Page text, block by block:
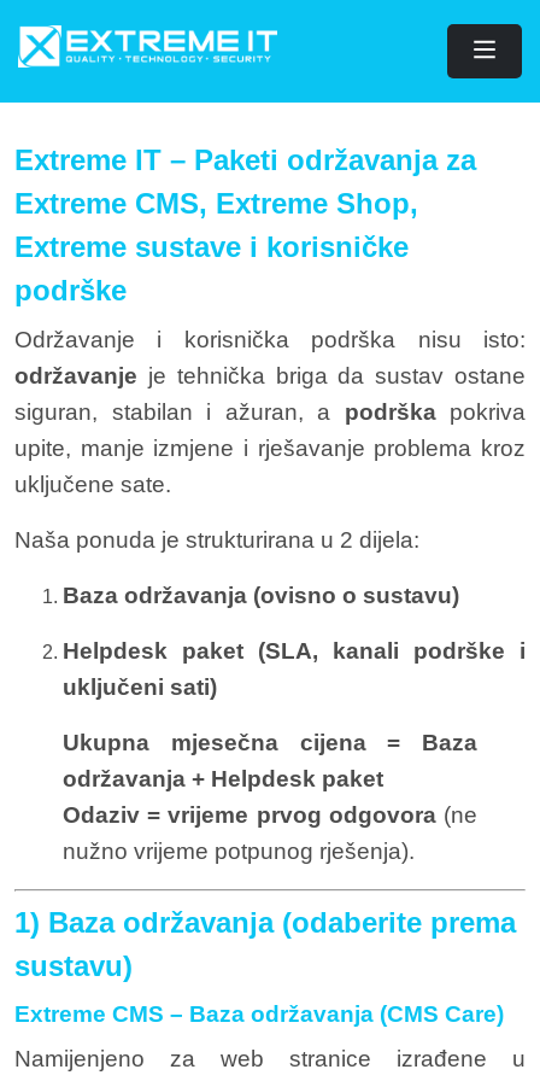
Extreme IT – Paketi održavanja za
Extreme CMS, Extreme Shop,
Extreme sustave i korisničke
podrške
Održavanje i korisnička podrška nisu isto:
održavanje je tehnička briga da sustav ostane
siguran, stabilan i ažuran, a podrškapokriva
upite, manje izmjene i rješavanje problema kroz
uključene sate.
Naša ponuda je strukturirana u 2 dijela:
Baza održavanja (ovisno o sustavu)
Helpdesk paket (SLA, kanali podrške i
uključeni sati)
Ukupna mjesečna cijena = Baza
održavanja + Helpdesk paket
Odaziv = vrijeme prvog odgovora(ne
nužno vrijeme potpunog rješenja).
1) Baza održavanja (odaberite prema
sustavu)
Extreme CMS – Baza održavanja (CMS Care)
Namijenjeno za web stranice izrađene u